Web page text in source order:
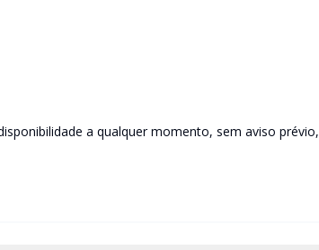
a qualquer momento, sem aviso prévio,